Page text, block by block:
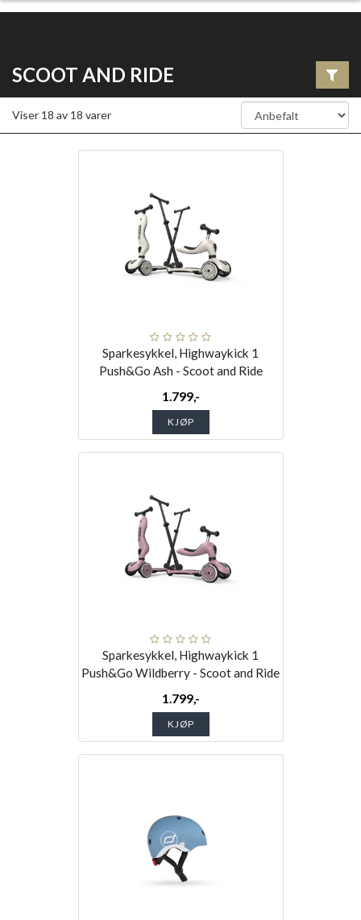
SCOOT AND RIDE
Viser 18 av 18 varer
Sparkesykkel, Highwaykick 1
Push&Go Ash - Scoot and Ride
1.799,-
KJØP
Sparkesykkel, Highwaykick 1
Push&Go Wildberry - Scoot and Ride
1.799,-
KJØP